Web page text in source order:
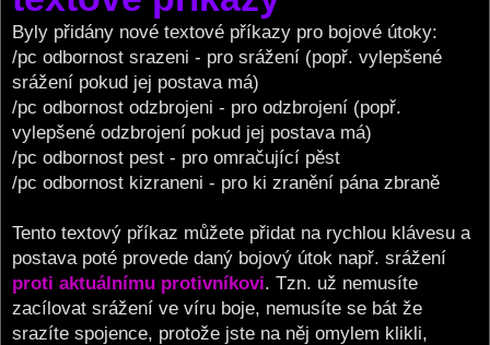
Byly přidány nové textové příkazy pro bojové útoky:
/pc odbornost srazeni - pro srážení (popř. vylepšené
srážení pokud jej postava má)
/pc odbornost odzbrojeni - pro odzbrojení (popř.
vylepšené odzbrojení pokud jej postava má)
/pc odbornost pest - pro omračující pěst
/pc odbornost kizraneni - pro ki zranění pána zbraně
Tento textový příkaz můžete přidat na rychlou klávesu a
postava poté provede daný bojový útok např. srážení
proti aktuálnímu protivníkovi. Tzn. už nemusíte
zacílovat srážení ve víru boje, nemusíte se bát že
srazíte spojence, protože jste na něj omylem klikli,